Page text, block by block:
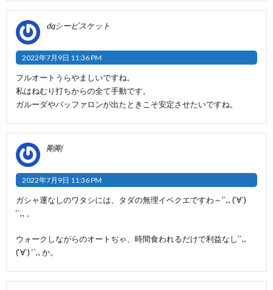
dqシービスケット
2022年7月9日 11:36 PM
フルオートうらやましいですね。
私はねむり打ちからの全て手動です。
ガルーダやバッファロンが出たときこそ安定させたいですね。
剛剛
2022年7月9日 11:36 PM
ガシャ運なしのワタシには、タダの無理イベクエですわ～’`,､(‘∀`)
‘`,､。
ウォークしながらのオートぢゃ、時間食われるだけで利益なし’`,､
(‘∀`) ‘`,､か。